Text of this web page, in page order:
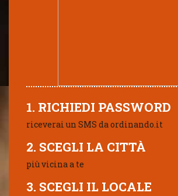
1. RICHIEDI PASSWORD
riceverai un SMS da ordinando.it
2. SCEGLI LA CITTÀ
più vicina a te
3. SCEGLI IL LOCALE